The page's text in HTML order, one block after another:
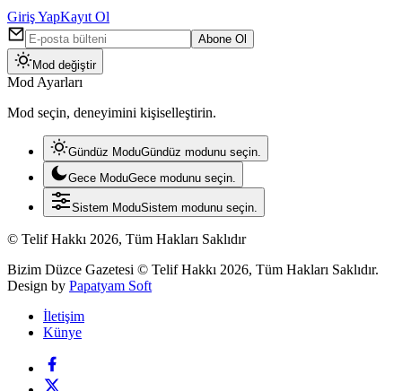
Giriş YapKayıt Ol
Abone Ol
Mod değiştir
Mod Ayarları
Mod seçin, deneyimini kişiselleştirin.
Gündüz ModuGündüz modunu seçin.
Gece ModuGece modunu seçin.
Sistem ModuSistem modunu seçin.
© Telif Hakkı 2026, Tüm Hakları Saklıdır
Bizim Düzce Gazetesi © Telif Hakkı 2026, Tüm Hakları Saklıdır.
Design by Papatyam Soft
İletişim
Künye